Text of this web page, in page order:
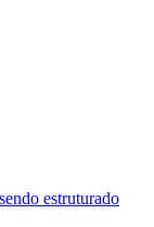
estruturado